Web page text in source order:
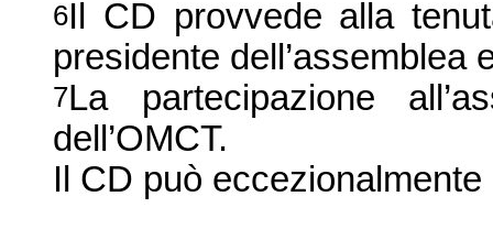
6Il CD provvede alla
presidente dell’assemblea
7La partecipazione
dell’OMCT.
Il CD può